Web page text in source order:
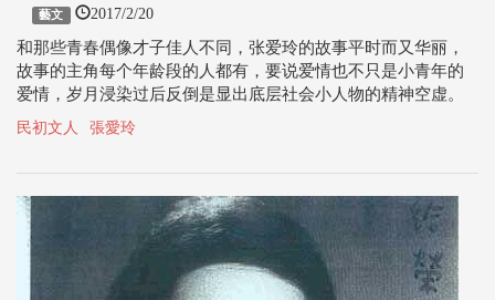
藝文 2017/2/20
和那些青春偶像才子佳人不同，张爱玲的故事平时而又华丽，
故事的主角每个年龄段的人都有，要说爱情也不只是小青年的
爱情，岁月浸染过后反倒是显出底层社会小人物的精神空虚。
民初文人 張愛玲